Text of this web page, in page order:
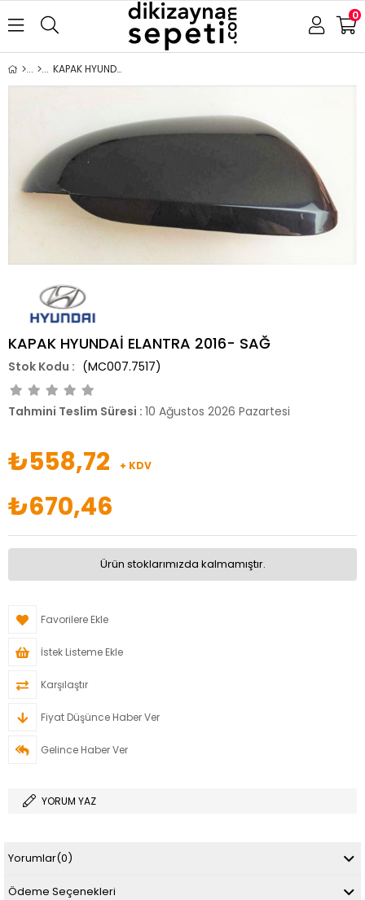
0
KAPAK HYUNDAİ ELANTRA 2016- SAĞ
KAPAK HYUNDAİ ELANTRA 2016- SAĞ
(MC007.7517)
Tahmini Teslim Süresi : 10 Ağustos 2026 Pazartesi
₺558,72 + KDV
₺670,46
Ürün stoklarımızda kalmamıştır.
Favorilere Ekle
İstek Listeme Ekle
Karşılaştır
Fiyat Düşünce Haber Ver
Gelince Haber Ver
YORUM YAZ
Yorumlar(0)
Ödeme Seçenekleri